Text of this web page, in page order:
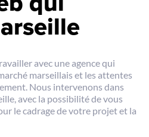
avec une agence qui
marseillais et les attentes
Nous intervenons dans
avec la possibilité de vous
le cadrage de votre projet et la